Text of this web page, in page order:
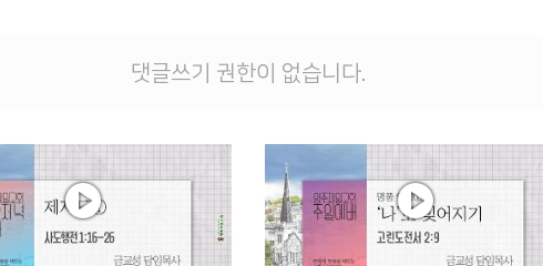
댓글쓰기 권한이 없습니다.